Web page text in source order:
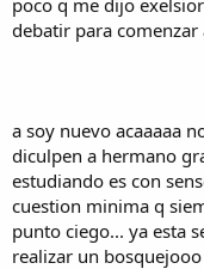
poco q me dijo
debatir para
a soy nuevo acaaaaa
diculpen a hermano
estudiando es con
cuestion minima q
punto ciego... ya esta
realizar un bosquejooo